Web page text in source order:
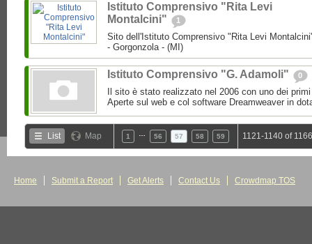
Istituto Comprensivo "Rita Levi
Montalcini"
1
Sito dell'Istituto Comprensivo "Rita Levi
- Gorgonzola - (MI)
Istituto Comprensivo "G. Adamoli" 0
Il sito è stato realizzato nel 2006 con uno dei
Aperte sul web e col software Dreamweaver in
List Map 1 56 57 58 59 1121-1140 of
Home Submit a Report Get Alerts Contact Us Crowdmap TOS